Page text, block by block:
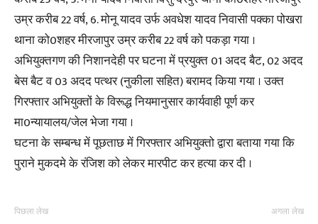
उम्र करीब 22 वर्ष, 6. मोनू यादव उर्फ अवधेश यादव निवासी पक्का पोखरा
थाना को0शहर मीरजापुर उम्र करीब 22 वर्ष को पकड़ा गया ।
अभियुक्तगण की निशानदेही पर घटना में प्रयुक्त 01 अदद बैट, 02 अदद
बेस बैट व 03 अदद पत्थर (नुकीला सहित) बरामद किया गया । उक्त
गिरफ्तार अभियुक्तों के विरूद्ध नियमानुसार कार्यवाही पूर्ण कर
मा0न्यायालय/जेल भेजा गया ।
घटना के सम्बन्ध में पूछताछ में गिरफ्तार अभियुक्तो द्वारा बताया गया कि
पुराने मुकदमे के रंजिश को लेकर मारपीट कर हत्या कर दी ।
पिछला लेख अगला लेख